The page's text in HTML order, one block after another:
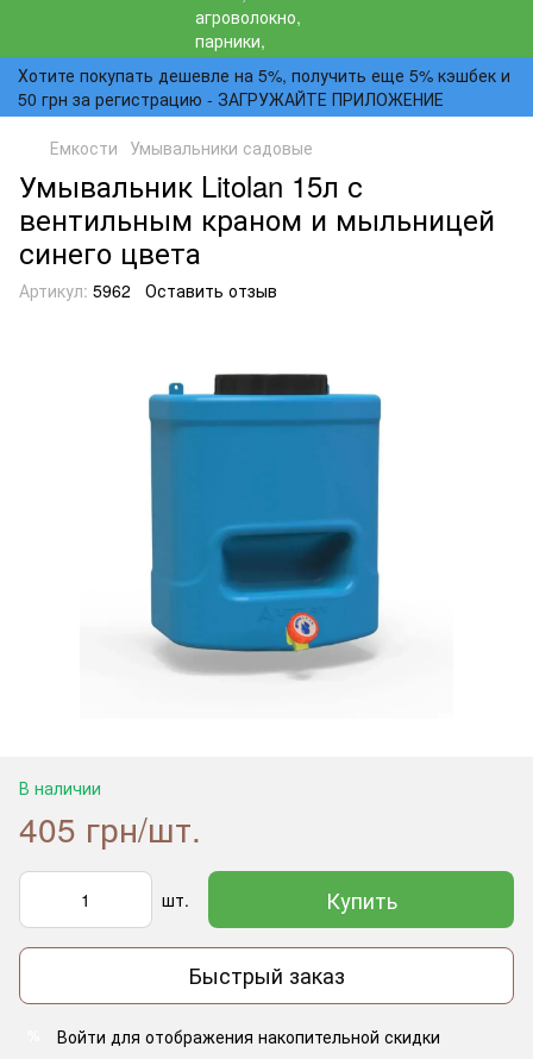
Хотите покупать дешевле на 5%, получить еще 5% кэшбек и
50 грн за регистрацию - ЗАГРУЖАЙТЕ ПРИЛОЖЕНИЕ
Емкости Умывальники садовые
Умывальник Litolan 15л с
вентильным краном и мыльницей
синего цвета
Артикул: 5962 Оставить отзыв
В наличии
405 грн/шт.
шт. Купить
Быстрый заказ
Войти для отображения накопительной скидки